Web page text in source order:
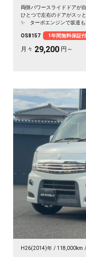
両側パワースライドドアが
ひとつで左右のドアがスッ
✨ ターボエンジンで坂道
とアウトドアへ繰り出した
付》です📌
OS8157 1年間無料保証付
月々 29,200 円～
H26(2014)年 118,000km